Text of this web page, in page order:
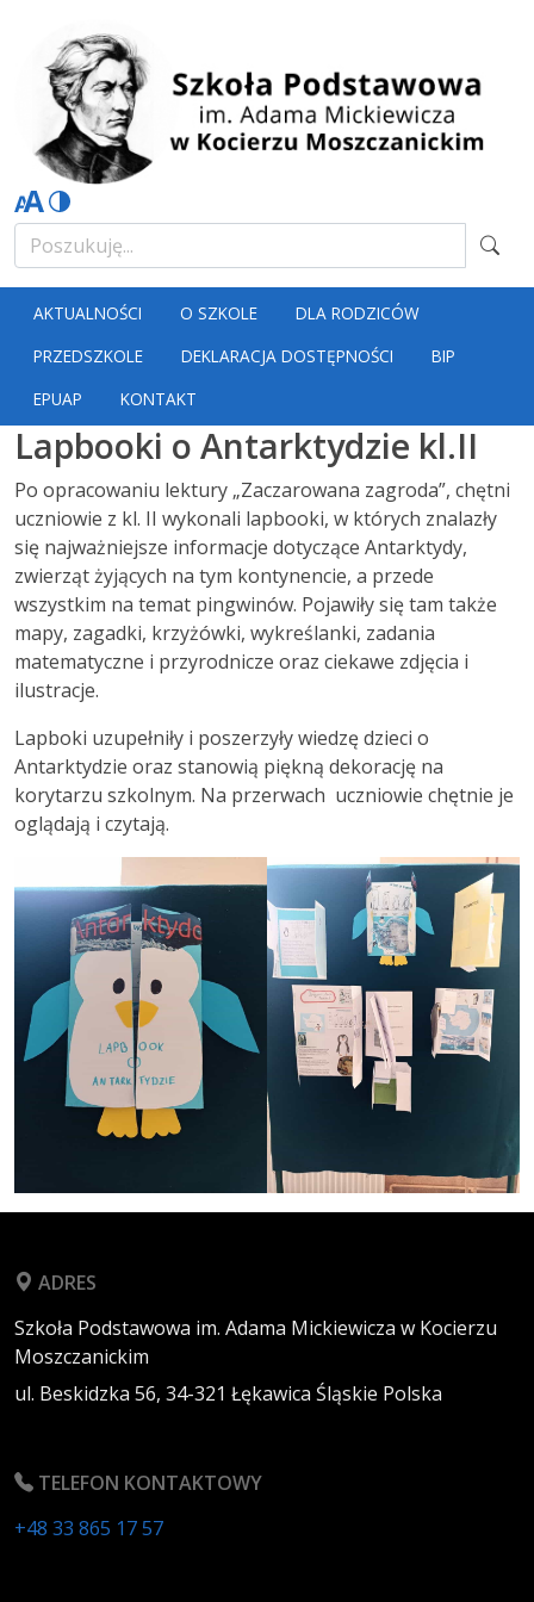
AKTUALNOŚCI O SZKOLE
DLA RODZICÓW
PRZEDSZKOLE
DEKLARACJA DOSTĘPNOŚCI
BIP
EPUAP
KONTAKT
Lapbooki o Antarktydzie kl.II
Po opracowaniu lektury „Zaczarowana zagroda”, chętni
uczniowie z kl. II wykonali lapbooki, w których znalazły
się najważniejsze informacje dotyczące Antarktydy,
zwierząt żyjących na tym kontynencie, a przede
wszystkim na temat pingwinów. Pojawiły się tam także
mapy, zagadki, krzyżówki, wykreślanki, zadania
matematyczne i przyrodnicze oraz ciekawe zdjęcia i
ilustracje.
Lapboki uzupełniły i poszerzyły wiedzę dzieci o
Antarktydzie oraz stanowią piękną dekorację na
korytarzu szkolnym. Na przerwach uczniowie chętnie je
oglądają i czytają.
ADRES
Szkoła Podstawowa im. Adama Mickiewicza w Kocierzu
Moszczanickim
ul. Beskidzka 56, 34-321 Łękawica Śląskie Polska
TELEFON KONTAKTOWY
+48 33 865 17 57